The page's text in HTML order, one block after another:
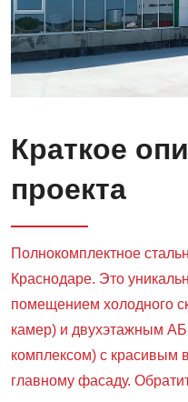
Краткое
проекта
Полнокомплектное
Краснодаре. Это
помещением холодного
камер) и двухэтажным
комплексом) с красивым
главному фасаду.